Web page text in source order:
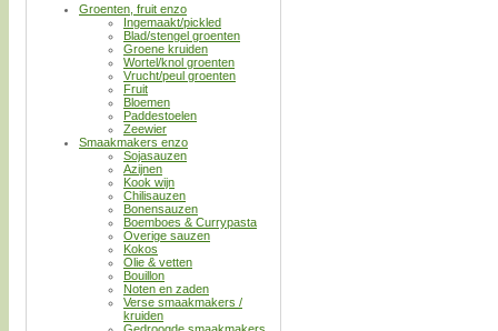
Groenten, fruit enzo
Ingemaakt/pickled
Blad/stengel groenten
Groene kruiden
Wortel/knol groenten
Vrucht/peul groenten
Fruit
Bloemen
Paddestoelen
Zeewier
Smaakmakers enzo
Sojasauzen
Azijnen
Kook wijn
Chilisauzen
Bonensauzen
Boemboes & Currypasta
Overige sauzen
Kokos
Olie & vetten
Bouillon
Noten en zaden
Verse smaakmakers /
kruiden